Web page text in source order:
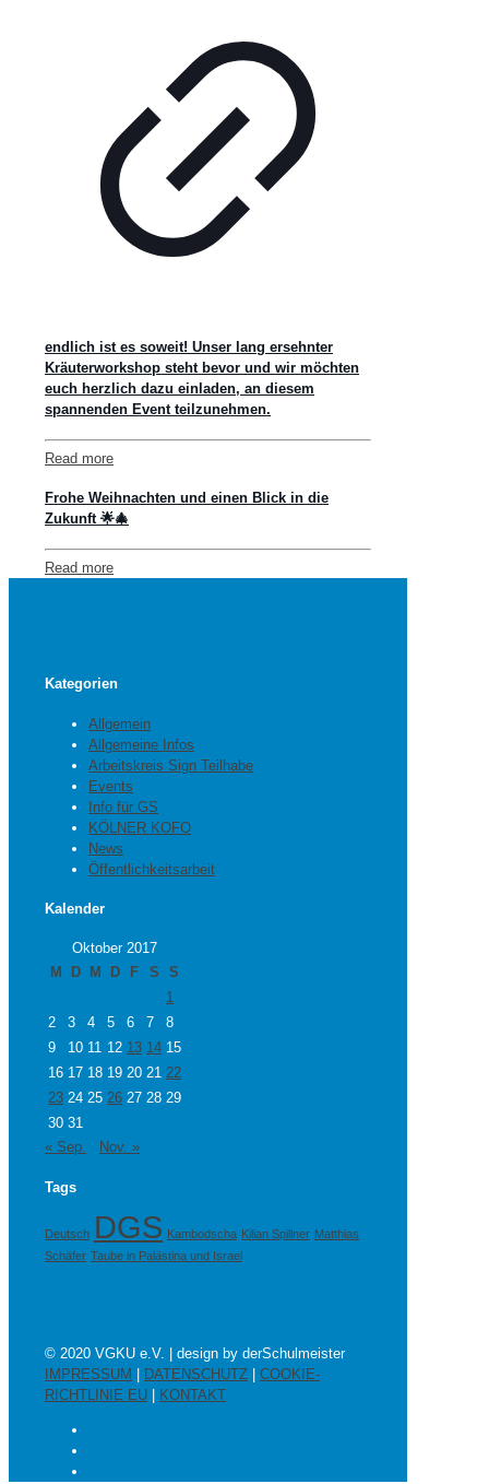
endlich ist es soweit! Unser lang ersehnter
Kräuterworkshop steht bevor und wir möchten
euch herzlich dazu einladen, an diesem
spannenden Event teilzunehmen.
Read more
Frohe Weihnachten und einen Blick in die
Zukunft 🌟🎄
Read more
Kategorien
Allgemein
Allgemeine Infos
Arbeitskreis Sign Teilhabe
Events
Info für GS
KÖLNER KOFO
News
Öffentlichkeitsarbeit
Kalender
Oktober 2017
M
D M D F S
S
1
2
3 4 5 6 7
8
9
10 11 12 13 14 15
16 17 18 19 20 21 22
23 24 25 26 27 28 29
30 31
« Sep.
Nov. »
Tags
Deutsch DGS Kambodscha Kilian Spillner Matthias
Schäfer Taube in Palästina und Israel
© 2020 VGKU e.V. | design by derSchulmeister
IMPRESSUM
DATENSCHUTZ
COOKIE-
RICHTLINIE EU
KONTAKT